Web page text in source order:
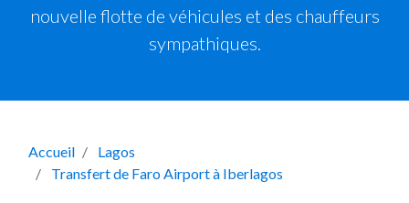
nouvelle flotte de véhicules et des chauffeurs
sympathiques.
Accueil
Lagos
Transfert de Faro Airport à Iberlagos